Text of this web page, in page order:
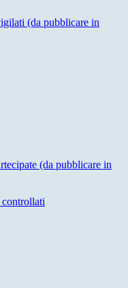
(da pubblicare in
(da pubblicare in